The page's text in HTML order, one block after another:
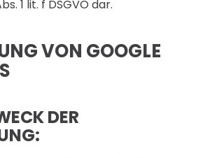
1 lit. f DSGVO dar.
VON GOOGLE
DER